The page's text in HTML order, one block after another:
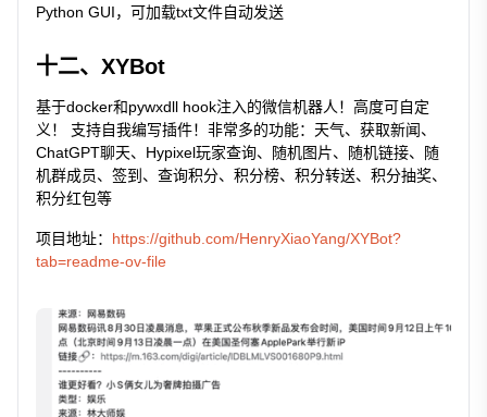
Python GUI，可加载txt文件自动发送
十二、XYBot
基于docker和pywxdll hook注入的微信机器人！高度可自定
义！ 支持自我编写插件！非常多的功能：天气、获取新闻、
ChatGPT聊天、Hypixel玩家查询、随机图片、随机链接、随
机群成员、签到、查询积分、积分榜、积分转送、积分抽奖、
积分红包等
项目地址： https://github.com/HenryXiaoYang/XYBot?
tab=readme-ov-file